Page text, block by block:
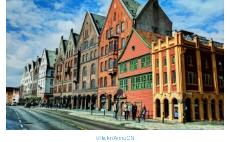
©flickr/AnneCN